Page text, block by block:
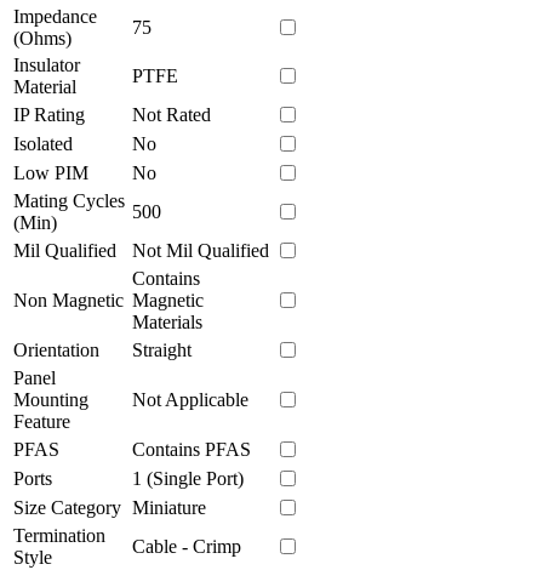
Impedance
(Ohms)
75
Insulator
Material
PTFE
IP Rating
Not Rated
Isolated
No
Low PIM
No
Mating Cycles
(Min)
500
Mil Qualified
Not Mil Qualified
Non Magnetic
Contains
Magnetic
Materials
Orientation
Straight
Panel
Mounting
Feature
Not Applicable
PFAS
Contains PFAS
Ports
1 (Single Port)
Size Category Miniature
Termination
Style
Cable - Crimp